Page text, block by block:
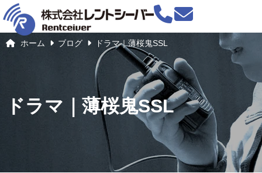
ホーム ブログ ドラマ｜薄桜鬼SSL
ドラマ｜薄桜鬼SSL